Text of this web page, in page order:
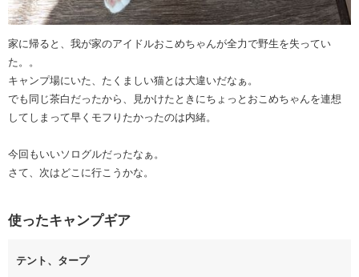
家に帰ると、我が家のアイドルおこめちゃんが全力で野生を失ってい
た。。
キャンプ場にいた、たくましい猫とは大違いだなぁ。
でも同じ茶白だったから、見かけたときにちょっとおこめちゃんを連想
してしまって早くモフりたかったのは内緒。
今回もいいソログルだったなぁ。
さて、次はどこに行こうかな。
使ったキャンプギア
テント、タープ